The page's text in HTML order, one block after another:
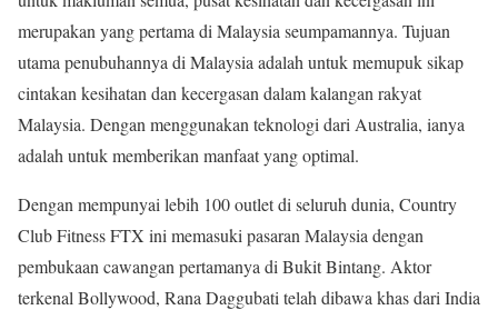
merupakan yang pertama di Malaysia seumpamannya. Tujuan
utama penubuhannya di Malaysia adalah untuk memupuk sikap
cintakan kesihatan dan kecergasan dalam kalangan rakyat
Malaysia. Dengan menggunakan teknologi dari Australia, ianya
adalah untuk memberikan manfaat yang optimal.
Dengan mempunyai lebih 100 outlet di seluruh dunia, Country
Club Fitness FTX ini memasuki pasaran Malaysia dengan
pembukaan cawangan pertamanya di Bukit Bintang. Aktor
terkenal Bollywood, Rana Daggubati telah dibawa khas dari India